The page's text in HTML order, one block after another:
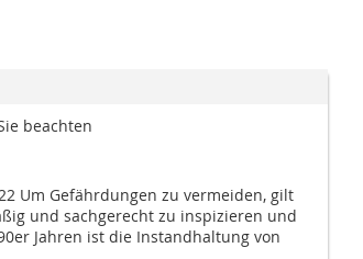
beachten
Um Gefährdungen zu vermeiden, gilt
und sachgerecht zu inspizieren und
Jahren ist die Instandhaltung von